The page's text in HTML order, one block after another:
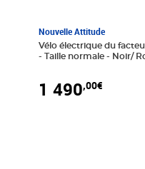
Nouvelle Attitude
Vélo électrique du
- Taille normale - Noir/
1 490,00€